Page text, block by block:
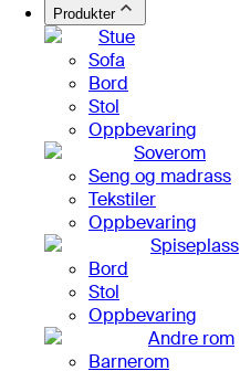
Produkter
Stue
Sofa
Bord
Stol
Oppbevaring
Soverom
Seng og madrass
Tekstiler
Oppbevaring
Spiseplass
Bord
Stol
Oppbevaring
Andre rom
Barnerom